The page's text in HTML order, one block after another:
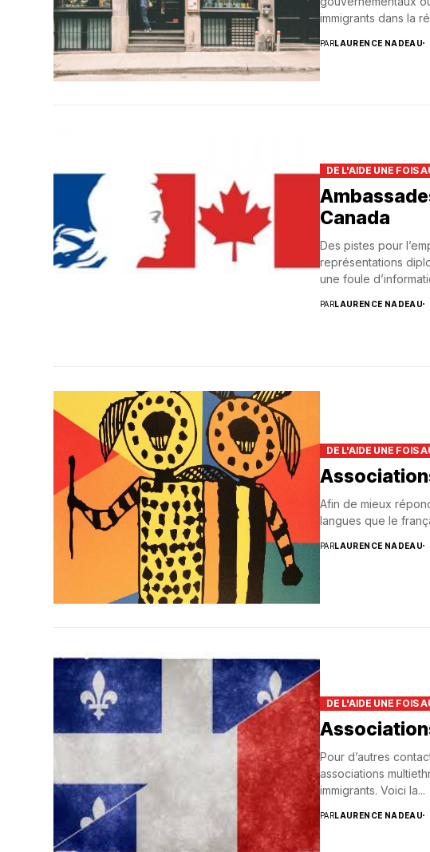
immigrants dans la
PARLAURENCE NADEAU
DE L'AIDE UNE FOIS
Canada
Des pistes pour
représentations
une foule
PARLAURENCE NADEAU
DE L'AIDE UNE FOIS
Afin de mieux
langues que le
PARLAURENCE NADEAU
DE L'AIDE UNE FOIS
Pour d’autres
associations
immigrants. Voici la...
PARLAURENCE NADEAU